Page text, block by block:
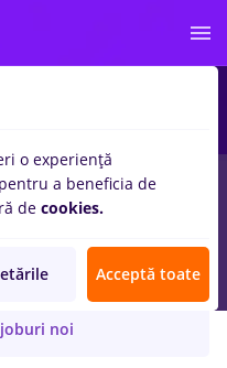
SRL
noi
o experiență
a beneficia de
de cookies.
Acceptă toate